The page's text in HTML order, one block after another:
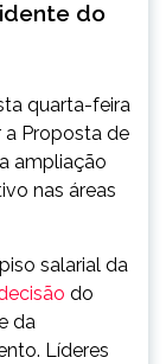
do
quarta-feira
a Proposta de
ampliação
nas áreas
salarial da
do
da
Líderes